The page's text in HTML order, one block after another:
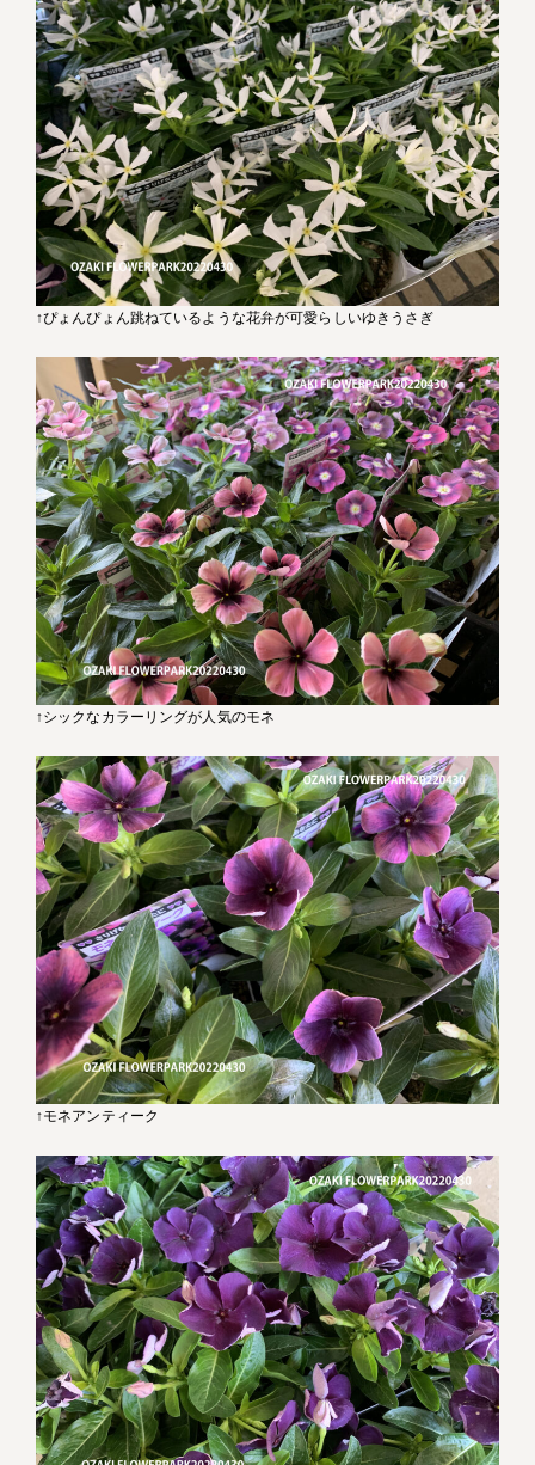
↑ぴょんぴょん跳ねているような花弁が可愛らしいゆきうさぎ
↑シックなカラーリングが人気のモネ
↑モネアンティーク